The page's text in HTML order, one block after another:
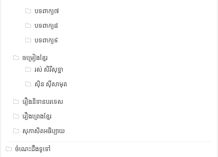
បទពាក្យ៧
បទពាក្យ៨
បទពាក្យ៩
ចម្រៀងខ្មែរ
រស់ សិរីសុទ្ឋា
ស៊ិន ស៊ីសាមុត
រឿងនិទានបរទេស
រឿងព្រេងខ្មែរ
សុភាសិតអធិប្បាយ
ចំណេះដឹងទូទៅ